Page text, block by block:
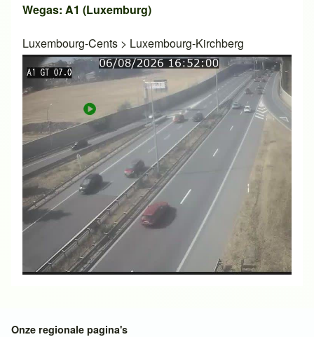
Wegas: A1 (Luxemburg)
Luxembourg-Cents > Luxembourg-Kirchberg
Onze regionale pagina's